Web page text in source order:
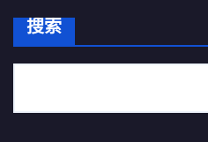
搜索